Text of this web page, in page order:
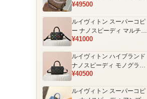
ム ブラックハンドル 2WAY
¥49500
ルイヴィトン スーパーコピ
ー ナノスピーディ マルチカ
ラーモノグラム ミニボスト
ス
¥41000
ルイヴィトン ハイブランド
ナノスピーディ モノグラム
シャドウ 2WAYミニバッグ
¥40500
ルイヴィトン スーパーコピ